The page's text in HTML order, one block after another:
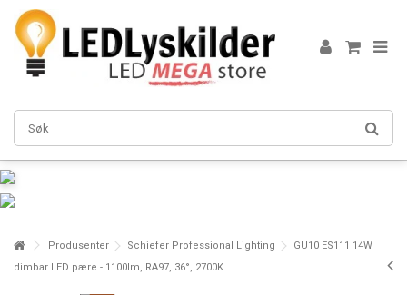
Produsenter Schiefer Professional Lighting
GU10 ES111 14W
dimbar LED pære - 1100lm, RA97, 36°, 2700K